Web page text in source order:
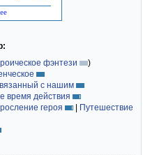
фэнтези
)
с нашим
время действия
героя | Путешествие